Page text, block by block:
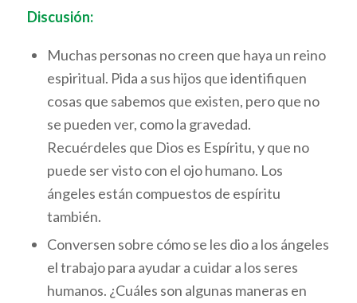
Discusión:
Muchas personas no creen que haya un reino
espiritual. Pida a sus hijos que identifiquen
cosas que sabemos que existen, pero que no
se pueden ver, como la gravedad.
Recuérdeles que Dios es Espíritu, y que no
puede ser visto con el ojo humano. Los
ángeles están compuestos de espíritu
también.
Conversen sobre cómo se les dio a los ángeles
el trabajo para ayudar a cuidar a los seres
humanos. ¿Cuáles son algunas maneras en